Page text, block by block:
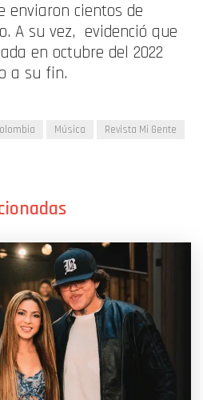
enviaron cientos de
A su vez, evidenció que
en octubre del 2022
a su fin.
Música
Revista Mi Gente